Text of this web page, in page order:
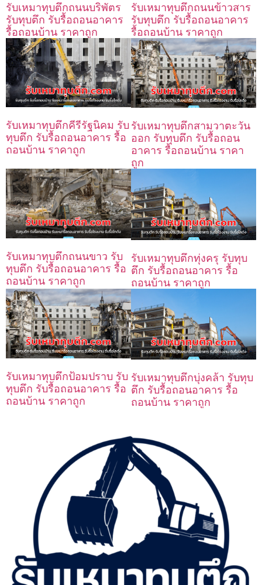
รับเหมาทุบตึกถนนบริพัตร
รับทุบตึก รับรื้อถอนอาคาร
รื้อถอนบ้าน ราคาถูก
รับเหมาทุบตึกถนนข้าวสาร
รับทุบตึก รับรื้อถอนอาคาร
รื้อถอนบ้าน ราคาถูก
รับเหมาทุบตึกคีรีรัฐนิคม รับ
ทุบตึก รับรื้อถอนอาคาร รื้อ
ถอนบ้าน ราคาถูก
รับเหมาทุบตึกสามวาตะวัน
ออก รับทุบตึก รับรื้อถอน
อาคาร รื้อถอนบ้าน ราคา
ถูก
รับเหมาทุบตึกถนนขาว รับ
ทุบตึก รับรื้อถอนอาคาร รื้อ
ถอนบ้าน ราคาถูก
รับเหมาทุบตึกทุ่งครุ รับทุบ
ตึก รับรื้อถอนอาคาร รื้อ
ถอนบ้าน ราคาถูก
รับเหมาทุบตึกป้อมปราบ รับ
ทุบตึก รับรื้อถอนอาคาร รื้อ
ถอนบ้าน ราคาถูก
รับเหมาทุบตึกบุ่งคล้า รับทุบ
ตึก รับรื้อถอนอาคาร รื้อ
ถอนบ้าน ราคาถูก